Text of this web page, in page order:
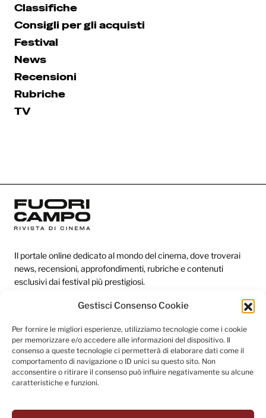
Gestisci Consenso Cookie
Per fornire le migliori esperienze, utilizziamo tecnologie come i cookie
per memorizzare e/o accedere alle informazioni del dispositivo. Il
consenso a queste tecnologie ci permetterà di elaborare dati come il
comportamento di navigazione o ID unici su questo sito. Non
acconsentire o ritirare il consenso può influire negativamente su alcune
caratteristiche e funzioni.
Classifiche
Consigli per gli acquisti
Festival
News
Recensioni
Rubriche
TV
Il portale online dedicato al mondo del cinema, dove troverai
news, recensioni, approfondimenti, rubriche e contenuti
esclusivi dai festival più prestigiosi.
Redazione
Categorie
Link utili